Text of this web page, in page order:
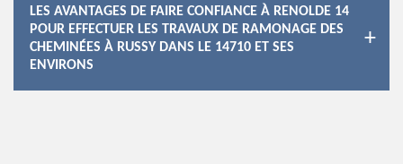
LES AVANTAGES DE FAIRE CONFIANCE À RENOLDE 14
POUR EFFECTUER LES TRAVAUX DE RAMONAGE DES
CHEMINÉES À RUSSY DANS LE 14710 ET SES
ENVIRONS